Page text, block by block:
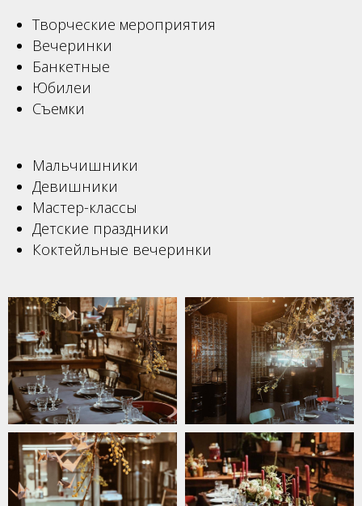
Творческие мероприятия
Вечеринки
Банкетные
Юбилеи
Съемки
Мальчишники
Девишники
Мастер-классы
Детские праздники
Коктейльные вечеринки